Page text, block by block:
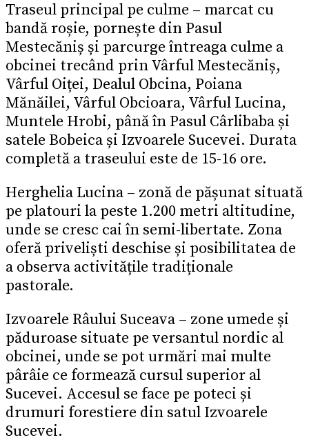
Traseul principal pe culme – marcat cu
bandă roșie, pornește din Pasul
Mestecăniș și parcurge întreaga culme a
obcinei trecând prin Vârful Mestecăniș,
Vârful Oiței, Dealul Obcina, Poiana
Mănăilei, Vârful Obcioara, Vârful Lucina,
Muntele Hrobi, până în Pasul Cârlibaba și
satele Bobeica și Izvoarele Sucevei. Durata
completă a traseului este de 15-16 ore.
Herghelia Lucina – zonă de pășunat situată
pe platouri la peste 1.200 metri altitudine,
unde se cresc cai în semi-libertate. Zona
oferă priveliști deschise și posibilitatea de
a observa activitățile tradiționale
pastorale.
Izvoarele Râului Suceava – zone umede și
păduroase situate pe versantul nordic al
obcinei, unde se pot urmări mai multe
pârâie ce formează cursul superior al
Sucevei. Accesul se face pe poteci și
drumuri forestiere din satul Izvoarele
Sucevei.